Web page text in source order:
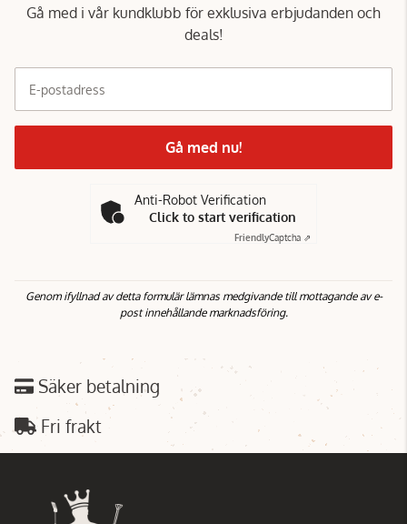
Gå med i vår kundklubb för exklusiva erbjudanden och
deals!
E-postadress
Gå med nu!
Anti-Robot Verification
Click to start verification
FriendlyCaptcha ⇗
Genom ifyllnad av detta formulär lämnas medgivande till mottagande av e-
post innehållande marknadsföring.
Säker betalning
Fri frakt